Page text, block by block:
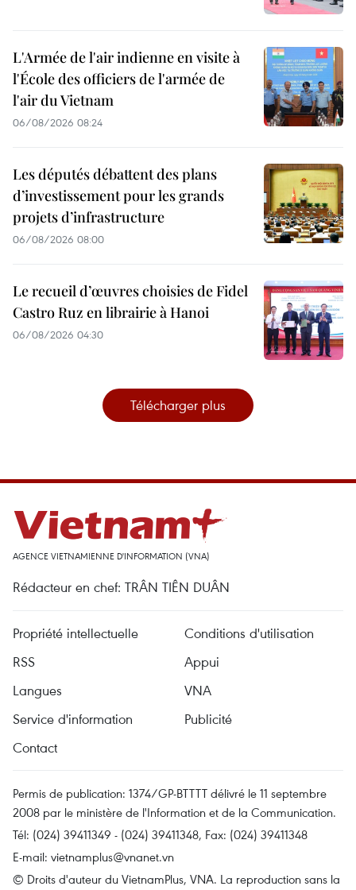
L'Armée de l'air indienne en visite à
l'École des officiers de l'armée de
l'air du Vietnam
06/08/2026 08:24
Les députés débattent des plans
d’investissement pour les grands
projets d’infrastructure
06/08/2026 08:00
Le recueil d’œuvres choisies de Fidel
Castro Ruz en librairie à Hanoi
06/08/2026 04:30
Télécharger plus
AGENCE VIETNAMIENNE D'INFORMATION (VNA)
Rédacteur en chef: TRÂN TIÊN DUÂN
Propriété intellectuelle
Conditions d'utilisation
RSS
Appui
Langues
VNA
Service d'information
Publicité
Contact
Permis de publication: 1374/GP-BTTTT délivré le 11 septembre
2008 par le ministère de l'Information et de la Communication.
Tél: (024) 39411349 - (024) 39411348, Fax: (024) 39411348
E-mail: vietnamplus@vnanet.vn
© Droits d'auteur du VietnamPlus, VNA. La reproduction sans la